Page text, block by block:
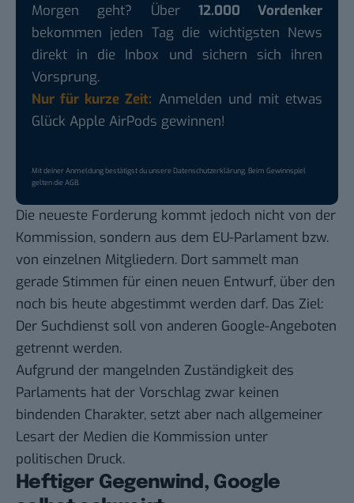
Morgen geht? Über 12.000 Vordenker
bekommen jeden Tag die wichtigsten News
direkt in die Inbox und sichern sich ihren
Vorsprung.
Nur für kurze Zeit: Anmelden und mit etwas
Glück Apple AirPods gewinnen!
Mit deiner Anmeldung bestätigst du unsereDatenschutzerklärung. Beim Gewinnspiel
gelten dieAGB.
Die neueste Forderung kommt jedoch nicht von der
Kommission, sondern aus dem EU-Parlament bzw.
von einzelnen Mitgliedern. Dort sammelt man
gerade Stimmen für einen neuen Entwurf, über den
noch bis heute abgestimmt werden darf. Das Ziel:
Der Suchdienst soll von anderen Google-Angeboten
getrennt werden.
Aufgrund der mangelnden Zuständigkeit des
Parlaments hat der Vorschlag zwar keinen
bindenden Charakter, setzt aber nach allgemeiner
Lesart der Medien die Kommission unter
politischen Druck.
Heftiger Gegenwind, Google